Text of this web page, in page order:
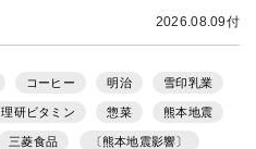
2026.08.09付
コーヒー 明治 雪印乳業
理研ビタミン 惣菜 熊本地震
三菱食品 〔熊本地震影響〕